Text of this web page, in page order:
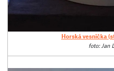
Horská vesnička
foto: Jan